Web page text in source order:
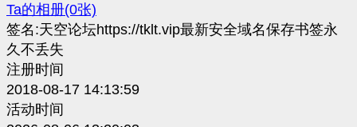
Ta的相册(0张)
签名:天空论坛https://tklt.vip最新安全域名保存书签永
久不丢失
注册时间
2018-08-17 14:13:59
活动时间